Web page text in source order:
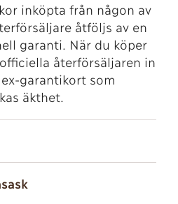
inköpta från någon av
åtföljs av en
garanti. När du köper
återförsäljaren in
garantikort som
äkthet.